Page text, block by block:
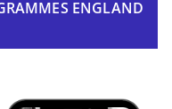
ENGLAND